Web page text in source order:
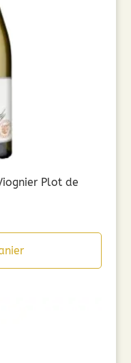
Plot de